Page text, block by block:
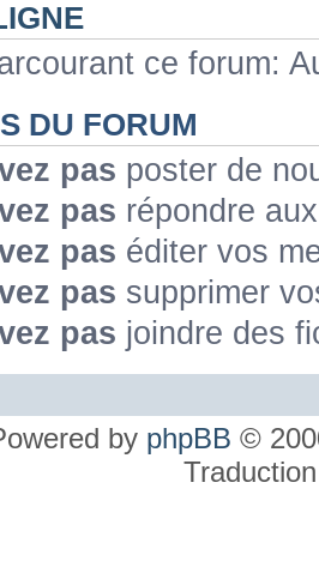
ce forum:
DU FORUM
pas poster de
pas répondre
pas éditer vos
pas supprimer
pas joindre des
by phpBB ©